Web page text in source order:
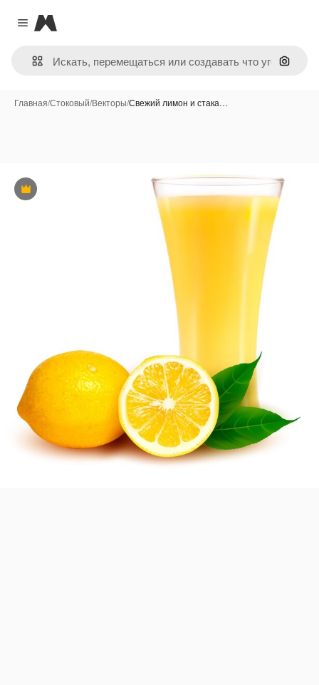
Close menu
Magnific
Поиск
Главная/Стоковый/Векторы/Свежий лимон и стака…
Премиум